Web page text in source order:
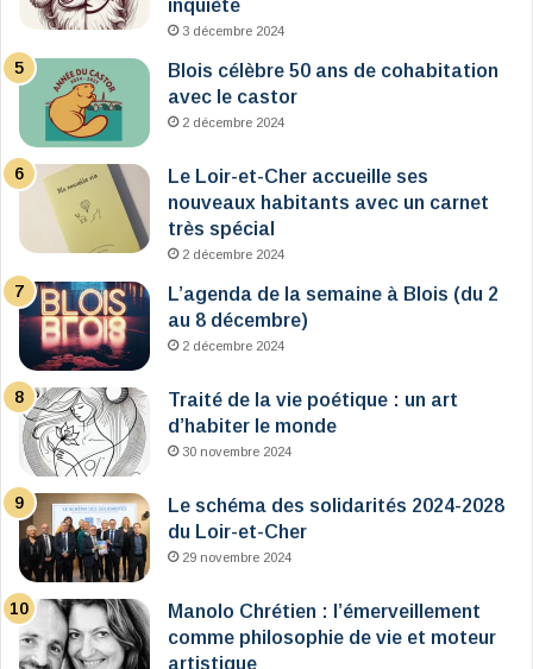
inquiète
3 décembre 2024
Blois célèbre 50 ans de cohabitation
avec le castor
2 décembre 2024
Le Loir-et-Cher accueille ses
nouveaux habitants avec un carnet
très spécial
2 décembre 2024
L’agenda de la semaine à Blois (du 2
au 8 décembre)
2 décembre 2024
Traité de la vie poétique : un art
d’habiter le monde
30 novembre 2024
Le schéma des solidarités 2024-2028
du Loir-et-Cher
29 novembre 2024
Manolo Chrétien : l’émerveillement
comme philosophie de vie et moteur
artistique